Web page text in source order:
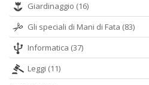
Giardinaggio (16)
Gli speciali di Mani di Fata (83)
Informatica (37)
Leggi (11)